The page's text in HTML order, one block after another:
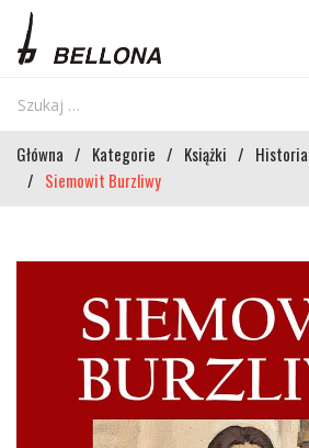
Główna / Kategorie / Książki / Historia
/ Siemowit Burzliwy